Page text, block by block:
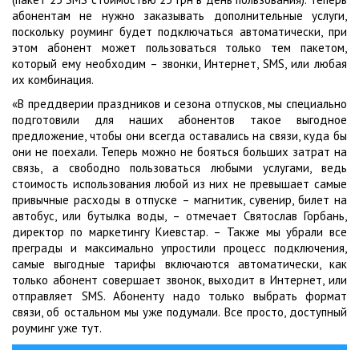
абонентам не нужно заказывать дополнительные услуги,
поскольку роуминг будет подключаться автоматически, при
этом абонент может пользоваться только тем пакетом,
который ему необходим – звонки, Интернет, SMS, или любая
их комбинация.
«В преддверии праздников и сезона отпусков, мы специально
подготовили для наших абонентов такое выгодное
предложение, чтобы они всегда оставались на связи, куда бы
они не поехали. Теперь можно не бояться больших затрат на
связь, а свободно пользоваться любыми услугами, ведь
стоимость использования любой из них не превышает самые
привычные расходы в отпуске – магнитик, сувенир, билет на
автобус, или бутылка воды, – отмечает Святослав Горбань,
директор по маркетингу Киевстар. – Также мы убрали все
преграды и максимально упростили процесс подключения,
самые выгодные тарифы включаются автоматически, как
только абонент совершает звонок, выходит в Интернет, или
отправляет SMS. Абоненту надо только выбрать формат
связи, об остальном мы уже подумали. Все просто, доступный
роуминг уже тут.